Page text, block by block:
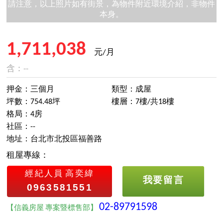
請注意，以上照片如有街景，為物件附近環境介紹，非物件
本身。
1,711,038
元/月
含：--
押金：三個月
坪數：754.48坪
類型：成屋
樓層：7樓/共18樓
格局：4房
社區：--
地址：台北市北投區福善路
租屋專線：
經紀人員 高奕緯
0963581551
我要留言
【信義房屋 專案暨標售部】02-89791598